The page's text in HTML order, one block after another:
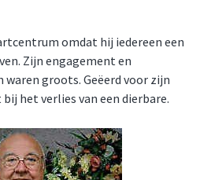
omdat hij iedereen een
Zijn engagement en
groots. Geëerd voor zijn
het verlies van een dierbare.